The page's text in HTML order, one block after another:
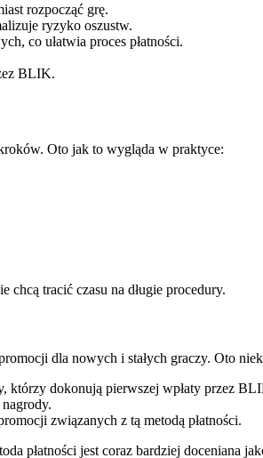
rozpocząć grę.
ryzyko oszustw.
co ułatwia proces płatności.
BLIK.
Oto jak to wygląda w praktyce:
tracić czasu na długie procedury.
dla nowych i stałych graczy. Oto
którzy dokonują pierwszej wpłaty przez
związanych z tą metodą płatności.
płatności jest coraz bardziej doceniana